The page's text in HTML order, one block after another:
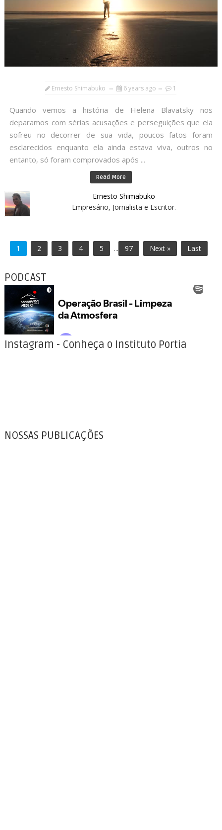
Ernesto Shimabuko 6 years ago 1
Quando vemos a história de Helena Blavatsky nos
deparamos com sérias acusações e perseguições que ela
sofreu no decorrer de sua vida, poucos fatos foram
esclarecidos enquanto ela ainda estava viva, outros no
entanto, só foram comprovados após ...
Read More
Ernesto Shimabuko
Empresário, Jornalista e Escritor.
1 2 3 4 5 ... 97 Next » Last
PODCAST
Instagram - Conheça o Instituto Portia
NOSSAS PUBLICAÇÕES